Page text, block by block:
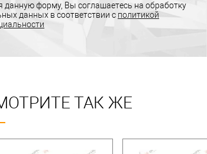
данную форму, Вы соглашаетесь на обработку
данных в соответствии с политикой
ТАК ЖЕ